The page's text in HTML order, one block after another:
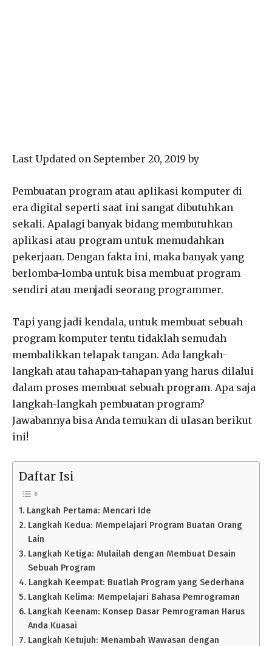
Last Updated on September 20, 2019 by
Pembuatan program atau aplikasi komputer di
era digital seperti saat ini sangat dibutuhkan
sekali. Apalagi banyak bidang membutuhkan
aplikasi atau program untuk memudahkan
pekerjaan. Dengan fakta ini, maka banyak yang
berlomba-lomba untuk bisa membuat program
sendiri atau menjadi seorang programmer.
Tapi yang jadi kendala, untuk membuat sebuah
program komputer tentu tidaklah semudah
membalikkan telapak tangan. Ada langkah-
langkah atau tahapan-tahapan yang harus dilalui
dalam proses membuat sebuah program. Apa saja
langkah-langkah pembuatan program?
Jawabannya bisa Anda temukan di ulasan berikut
ini!
Daftar Isi
Langkah Pertama: Mencari Ide
Langkah Kedua: Mempelajari Program Buatan Orang
Lain
Langkah Ketiga: Mulailah dengan Membuat Desain
Sebuah Program
Langkah Keempat: Buatlah Program yang Sederhana
Langkah Kelima: Mempelajari Bahasa Pemrograman
Langkah Keenam: Konsep Dasar Pemrograman Harus
Anda Kuasai
Langkah Ketujuh: Menambah Wawasan dengan